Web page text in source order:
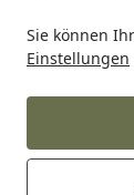
Sie können
Einstellungen